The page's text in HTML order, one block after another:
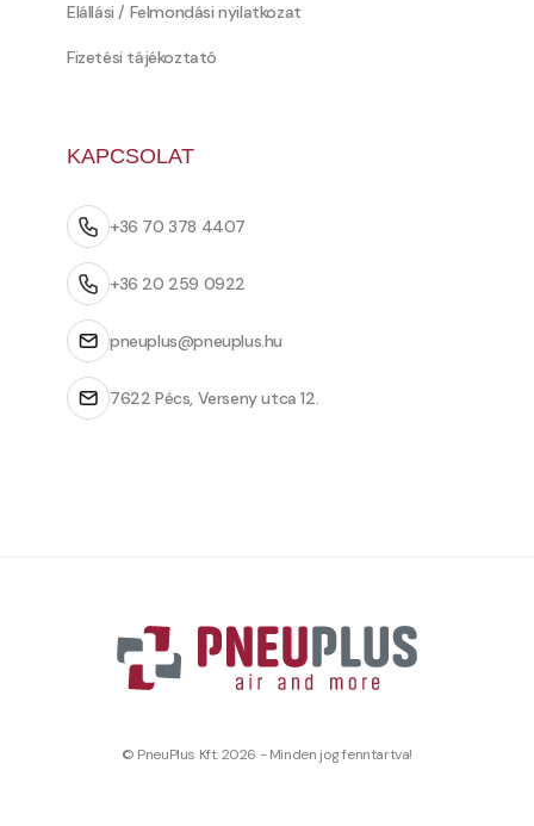
Elállási / Felmondási nyilatkozat
Fizetési tájékoztató
KAPCSOLAT
+36 70 378 4407
+36 20 259 0922
pneuplus@pneuplus.hu
7622 Pécs, Verseny utca 12.
© PneuPlus Kft. 2026 - Minden jog fenntartva!